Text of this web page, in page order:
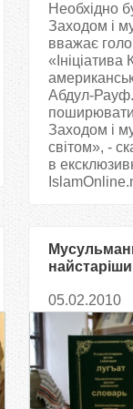
Необхідно
Заходом і
вважає
Абдул-
Заходом і
світом», -
в
05.02.2010